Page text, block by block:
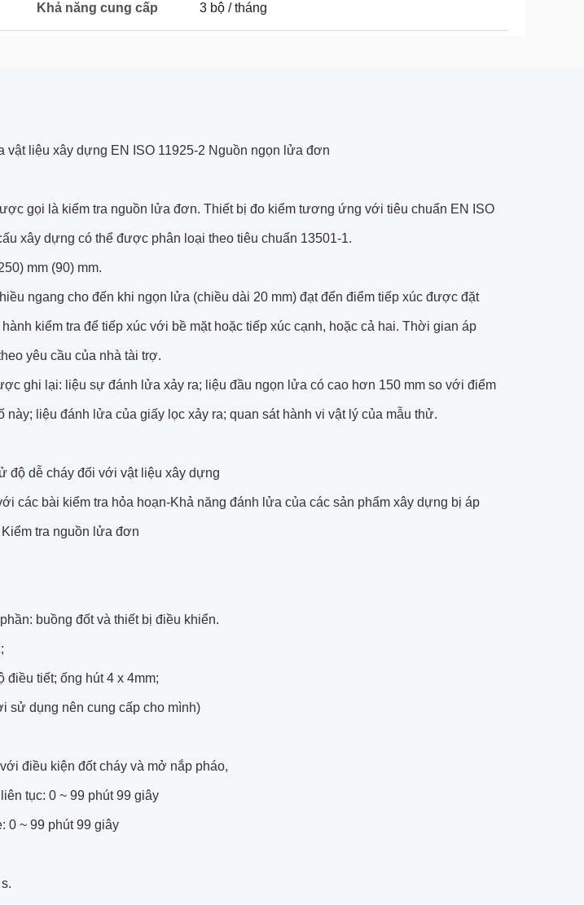
Khả năng cung cấp 3 bộ / tháng
vật liệu xây dựng EN ISO 11925-2 Nguồn ngọn lửa đơn
gọi là kiểm tra nguồn lửa đơn. Thiết bị đo kiểm tương ứng với tiêu chuẩn EN ISO
xây dựng có thể được phân loại theo tiêu chuẩn 13501-1.
mm (90) mm.
ngang cho đến khi ngọn lửa (chiều dài 20 mm) đạt đến điểm tiếp xúc được đặt
kiểm tra để tiếp xúc với bề mặt hoặc tiếp xúc cạnh, hoặc cả hai. Thời gian áp
yêu cầu của nhà tài trợ.
ghi lại: liệu sự đánh lửa xảy ra; liệu đầu ngọn lửa có cao hơn 150 mm so với điểm
liệu đánh lửa của giấy lọc xảy ra; quan sát hành vi vật lý của mẫu thử.
độ dễ cháy đối với vật liệu xây dựng
các bài kiểm tra hỏa hoạn-Khả năng đánh lửa của các sản phẩm xây dựng bị áp
tra nguồn lửa đơn
buồng đốt và thiết bị điều khiển.
tiết; ống hút 4 x 4mm;
sử dụng nên cung cấp cho mình)
điều kiện đốt cháy và mở nắp pháo,
tục: 0 ~ 99 phút 99 giây
0 ~ 99 phút 99 giây